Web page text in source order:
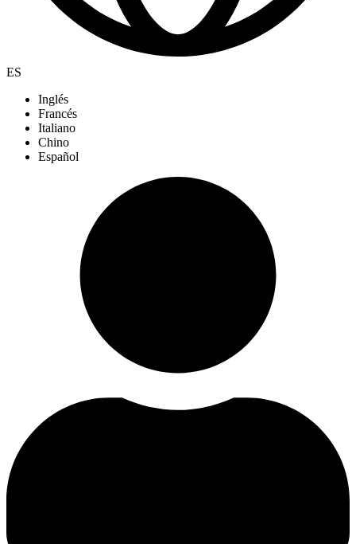
ES
Inglés
Francés
Italiano
Chino
Español